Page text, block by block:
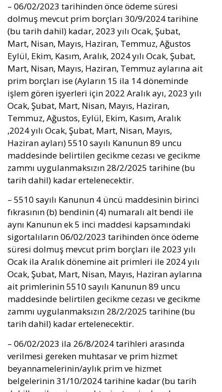
– 06/02/2023 tarihinden önce ödeme süresi
dolmuş mevcut prim borçları 30/9/2024 tarihine
(bu tarih dahil) kadar, 2023 yılı Ocak, Şubat,
Mart, Nisan, Mayıs, Haziran, Temmuz, Ağustos
Eylül, Ekim, Kasım, Aralık, 2024 yılı Ocak, Şubat,
Mart, Nisan, Mayıs, Haziran, Temmuz aylarına ait
prim borçları ise (Ayların 15 ila 14 döneminde
işlem gören işyerleri için 2022 Aralık ayı, 2023 yılı
Ocak, Şubat, Mart, Nisan, Mayıs, Haziran,
Temmuz, Ağustos, Eylül, Ekim, Kasım, Aralık
,2024 yılı Ocak, Şubat, Mart, Nisan, Mayıs,
Haziran ayları) 5510 sayılı Kanunun 89 uncu
maddesinde belirtilen gecikme cezası ve gecikme
zammı uygulanmaksızın 28/2/2025 tarihine (bu
tarih dahil) kadar ertelenecektir.
– 5510 sayılı Kanunun 4 üncü maddesinin birinci
fıkrasının (b) bendinin (4) numaralı alt bendi ile
aynı Kanunun ek 5 inci maddesi kapsamındaki
sigortalıların 06/02/2023 tarihinden önce ödeme
süresi dolmuş mevcut prim borçları ile 2023 yılı
Ocak ila Aralık dönemine ait primleri ile 2024 yılı
Ocak, Şubat, Mart, Nisan, Mayıs, Haziran aylarına
ait primlerinin 5510 sayılı Kanunun 89 uncu
maddesinde belirtilen gecikme cezası ve gecikme
zammı uygulanmaksızın 28/2/2025 tarihine (bu
tarih dahil) kadar ertelenecektir.
– 06/02/2023 ila 26/8/2024 tarihleri arasında
verilmesi gereken muhtasar ve prim hizmet
beyannamelerinin/aylık prim ve hizmet
belgelerinin 31/10/2024 tarihine kadar (bu tarih